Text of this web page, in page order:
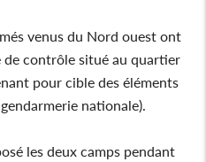
venus du Nord ouest ont
de contrôle situé au quartier
pour cible des éléments
nationale).
les deux camps pendant